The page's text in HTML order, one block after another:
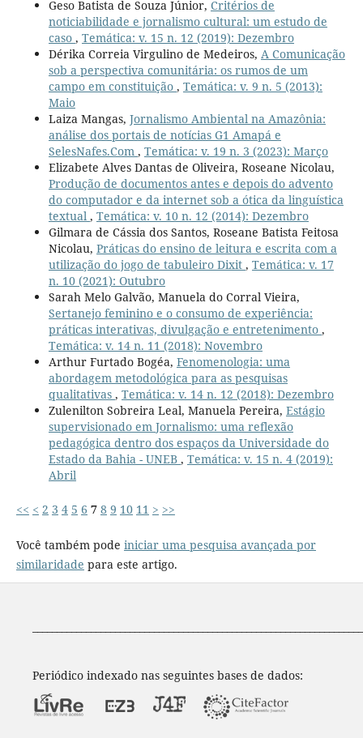
Geso Batista de Souza Júnior, Critérios de
noticiabilidade e jornalismo cultural: um estudo de
caso , Temática: v. 15 n. 12 (2019): Dezembro
Dérika Correia Virgulino de Medeiros, A Comunicação
sob a perspectiva comunitária: os rumos de um
campo em constituição , Temática: v. 9 n. 5 (2013):
Maio
Laiza Mangas, Jornalismo Ambiental na Amazônia:
análise dos portais de notícias G1 Amapá e
SelesNafes.Com , Temática: v. 19 n. 3 (2023): Março
Elizabete Alves Dantas de Oliveira, Roseane Nicolau,
Produção de documentos antes e depois do advento
do computador e da internet sob a ótica da linguística
textual , Temática: v. 10 n. 12 (2014): Dezembro
Gilmara de Cássia dos Santos, Roseane Batista Feitosa
Nicolau, Práticas do ensino de leitura e escrita com a
utilização do jogo de tabuleiro Dixit , Temática: v. 17
n. 10 (2021): Outubro
Sarah Melo Galvão, Manuela do Corral Vieira,
Sertanejo feminino e o consumo de experiência:
práticas interativas, divulgação e entretenimento ,
Temática: v. 14 n. 11 (2018): Novembro
Arthur Furtado Bogéa, Fenomenologia: uma
abordagem metodológica para as pesquisas
qualitativas , Temática: v. 14 n. 12 (2018): Dezembro
Zulenilton Sobreira Leal, Manuela Pereira, Estágio
supervisionado em Jornalismo: uma reflexão
pedagógica dentro dos espaços da Universidade do
Estado da Bahia - UNEB , Temática: v. 15 n. 4 (2019):
Abril
<< < 2 3 4 5 6 7 8 9 10 11 > >>
Você também pode iniciar uma pesquisa avançada por
similaridade para este artigo.
Periódico indexado nas seguintes bases de dados: